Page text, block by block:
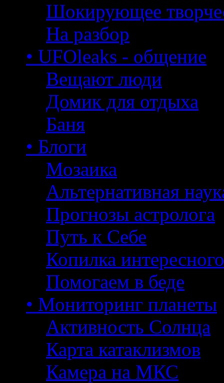
Шокирующее
На разбор
• UFOleaks - общение
Вещают люди
Домик для отдыха
Баня
• Блоги
Мозаика
Альтернативная
Прогнозы астролога
Путь к Себе
Копилка интересного
Помогаем в беде
• Мониторинг планеты
Активность Солнца
Карта катаклизмов
Камера на МКС